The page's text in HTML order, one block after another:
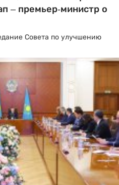
– премьер-министр о
Совета по улучшению